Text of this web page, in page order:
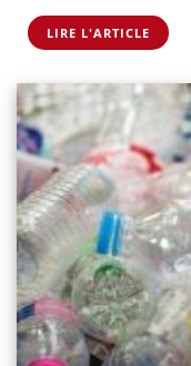
LIRE L'ARTICLE